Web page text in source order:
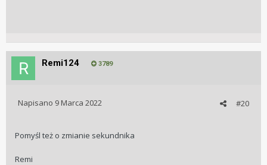
Remi124 3789
#20
Napisano 9 Marca 2022
Pomyśl też o zmianie sekundnika
Remi